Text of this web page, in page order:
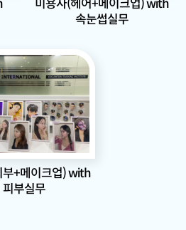
미용사(헤어+메이크업) with
속눈썹실무
부+메이크업) with
피부실무